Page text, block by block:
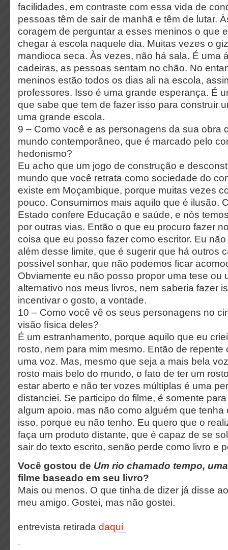
facilidades, em contraste com essa vida de
pessoas têm de sair de manhã e têm de lutar.
coragem de perguntar a esses meninos o que
chegar à escola naquele dia. Muitas vezes o
mandioca seca. Às vezes, não há sala. É uma
cadeiras, as pessoas sentam no chão. No
meninos estão todos os dias ali na escola,
professores. Isso é uma grande esperança. É
que sabe que tem de fazer isso para construir
uma grande escola.
9 – Como você e as personagens da sua obra
mundo contemporâneo, que é marcado pelo
hedonismo?
Eu acho que um jogo de construção e
mundo que você retrata como sociedade do
existe em Moçambique, porque muitas vezes
pouco. Consumimos mais aquilo que é ilusão.
Estado confere Educação e saúde, e nós
por outras vias. Então o que eu procuro fazer
coisa que eu posso fazer como escritor. Eu
além desse limite, que é sugerir que há outros
possível sonhar, que não podemos ficar
Obviamente eu não posso propor uma tese ou
alternativo nos meus livros, nem saberia fazer
incentivar o gosto, a vontade.
10 – Como você vê os seus personagens no
visão física deles?
É um estranhamento, porque aquilo que eu
rosto, nem para mim mesmo. Então de repente
uma voz. Mas, mesmo que seja a mais bela
rosto mais belo do mundo, o fato de ter um
estar aberto e não ter vozes múltiplas é uma
distanciei. Se participo do filme, é somente
algum apoio, mas não como alguém que tenha
isso, porque eu não tenho. Eu quero que o
faça um produto distante, que é capaz de se
sair do texto escrito, senão perde como livro e
Você gostou de Um rio chamado tempo,
filme baseado em seu livro?
Mais ou menos. O que tinha de dizer já disse
meu amigo. Gostei, mas não gostei.
entrevista retirada daqui